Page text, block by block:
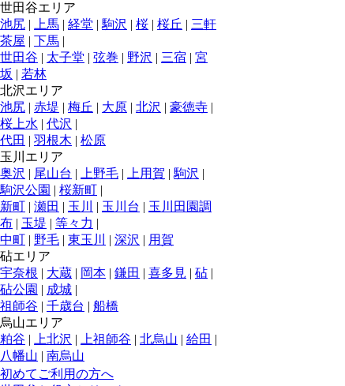
世田谷エリア
池尻 | 上馬 | 経堂 | 駒沢 | 桜 | 桜丘 | 三軒
茶屋 | 下馬 |
世田谷 | 太子堂 | 弦巻 | 野沢 | 三宿 | 宮
坂 | 若林
北沢エリア
池尻 | 赤堤 | 梅丘 | 大原 | 北沢 | 豪徳寺 |
桜上水 | 代沢 |
代田 | 羽根木 | 松原
玉川エリア
奥沢 | 尾山台 | 上野毛 | 上用賀 | 駒沢 |
駒沢公園 | 桜新町 |
新町 | 瀬田 | 玉川 | 玉川台 | 玉川田園調
布 | 玉堤 | 等々力 |
中町 | 野毛 | 東玉川 | 深沢 | 用賀
砧エリア
宇奈根 | 大蔵 | 岡本 | 鎌田 | 喜多見 | 砧 |
砧公園 | 成城 |
祖師谷 | 千歳台 | 船橋
烏山エリア
粕谷 | 上北沢 | 上祖師谷 | 北烏山 | 給田 |
八幡山 | 南烏山
初めてご利用の方へ